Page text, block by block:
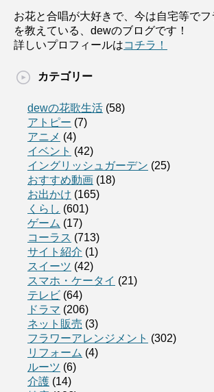
お花と合唱が大好きで、今は自宅等で
を教えている、dewのブログです！
詳しいプロフィールはコチラ！
カテゴリー
dewの花歌生活 (58)
アトピー (7)
アニメ (4)
イベント (42)
イングリッシュガーデン (25)
おすすめ動画 (18)
お出かけ (165)
くらし (601)
ゲーム (17)
コーラス (713)
サイト紹介 (1)
スイーツ (42)
スマホ・ケータイ (21)
テレビ (64)
ドラマ (206)
ネット販売 (3)
フラワーアレンジメント (302)
リフォーム (4)
ルーツ (6)
介護 (14)